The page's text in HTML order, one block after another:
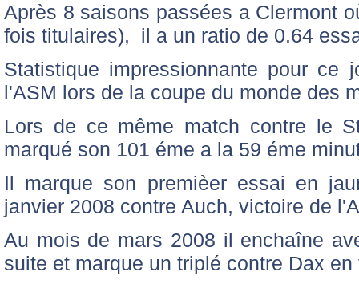
Après 8 saisons passées a Clermont
fois titulaires), il a un ratio de 0.64
Statistique impressionnante pour ce
l'ASM lors de la coupe du monde des
Lors de ce même match contre le
marqué son 101 éme a la 59 éme
Il marque son premièer essai en
janvier 2008 contre Auch, victoire de
Au mois de mars 2008 il enchaîne
suite et marque un triplé contre Dax